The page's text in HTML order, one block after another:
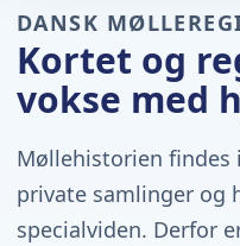
DANSK
Kortet og
vokse med
Møllehistorien findes
private samlinger og
specialviden. Derfor